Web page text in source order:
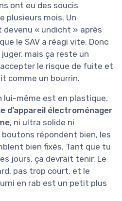
ont eu des soucis
plusieurs mois. Un
« undicht » après
le SAV a réagi vite. Donc
mais ça reste un
le risque de fuite et
comme un bourrin.
lui-même est en plastique.
d’appareil électroménager
, ni ultra solide ni
répondent bien, les
bien fixés. Tant que tu
jours, ça devrait tenir. Le
pas trop court, et le
en rab est un petit plus